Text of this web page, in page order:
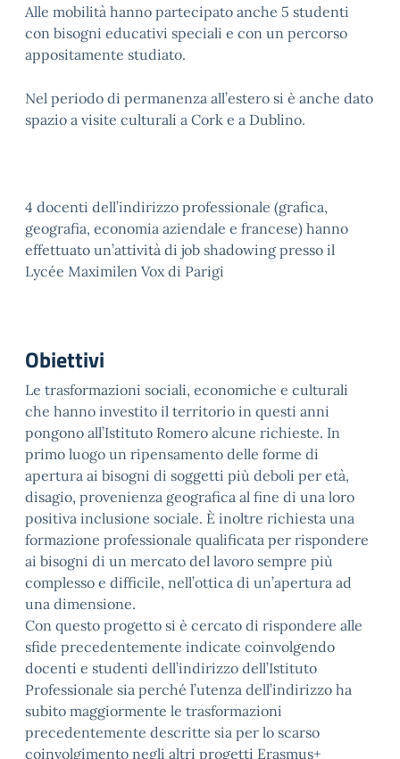
Alle mobilità hanno partecipato anche 5 studenti
con bisogni educativi speciali e con un percorso
appositamente studiato.
Nel periodo di permanenza all’estero si è anche dato
spazio a visite culturali a Cork e a Dublino.
4 docenti dell’indirizzo professionale (grafica,
geografia, economia aziendale e francese) hanno
effettuato un’attività di job shadowing presso il
Lycée Maximilen Vox di Parigi
Obiettivi
Le trasformazioni sociali, economiche e culturali
che hanno investito il territorio in questi anni
pongono all’Istituto Romero alcune richieste. In
primo luogo un ripensamento delle forme di
apertura ai bisogni di soggetti più deboli per età,
disagio, provenienza geografica al fine di una loro
positiva inclusione sociale. È inoltre richiesta una
formazione professionale qualificata per rispondere
ai bisogni di un mercato del lavoro sempre più
complesso e difficile, nell’ottica di un’apertura ad
una dimensione.
Con questo progetto si è cercato di rispondere alle
sfide precedentemente indicate coinvolgendo
docenti e studenti dell’indirizzo dell’Istituto
Professionale sia perché l’utenza dell’indirizzo ha
subito maggiormente le trasformazioni
precedentemente descritte sia per lo scarso
coinvolgimento negli altri progetti Erasmus+